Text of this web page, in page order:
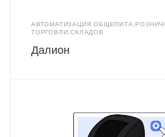
АВТОМАТИЗАЦИЯ
ТОРГОВЛИ,СКЛАДОВ
Далион